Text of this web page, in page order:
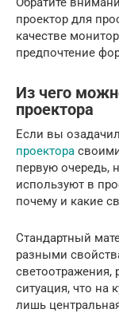
проектор для
качестве
предпочтение
Из чего
проектора
Если вы
проектора
первую очередь,
используют в
почему и какие
Стандартный
разными
ситуация, что на
лишь